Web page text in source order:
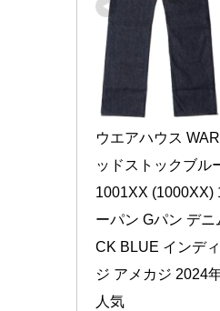
ウエアハウス
ッドストックブル
1001XX (1000XX)
ーパン Gパン デ
CK BLUE インデ
ジ アメカジ 2024
人気